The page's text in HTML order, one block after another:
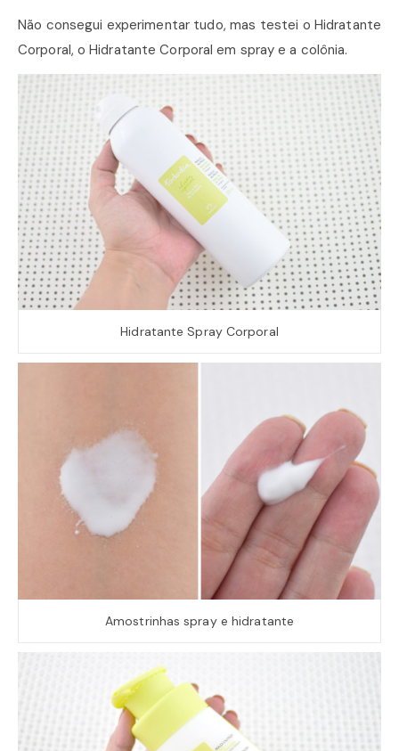
Não consegui experimentar tudo, mas testei o Hidratante
Corporal, o Hidratante Corporal em spray e a colônia.
Hidratante Spray Corporal
Amostrinhas spray e hidratante